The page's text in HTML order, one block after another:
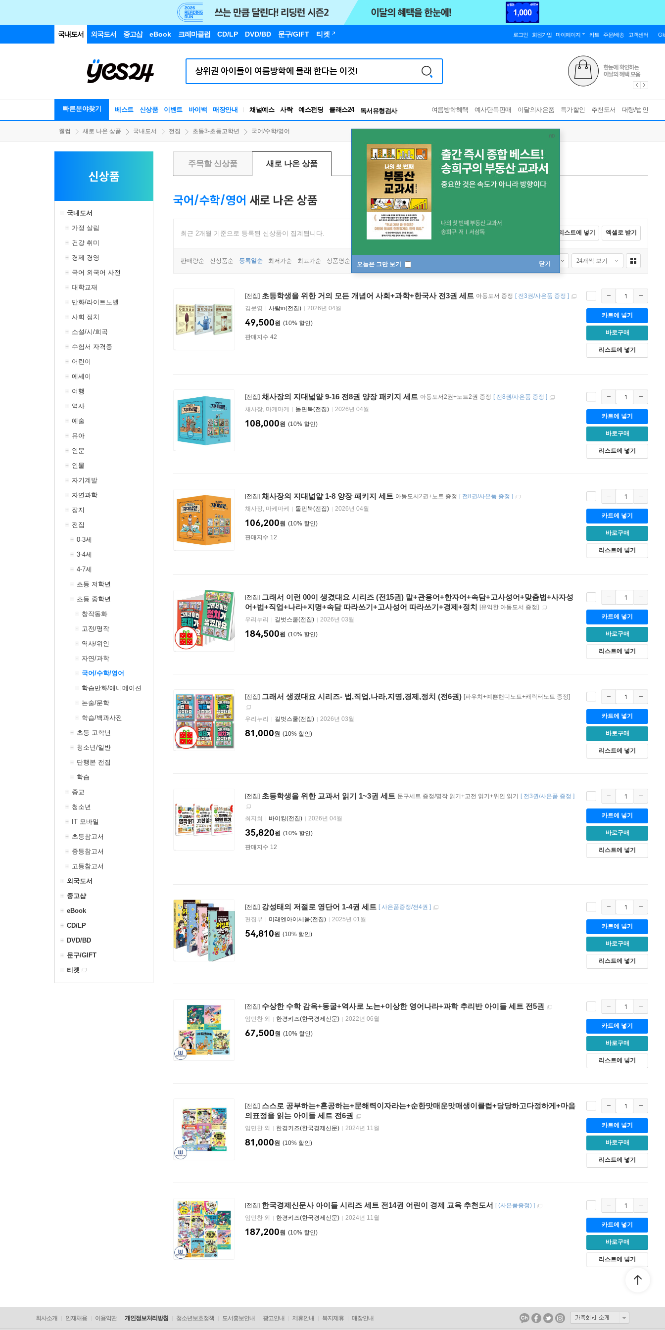
국내도서 외국도서 중고샵 eBook 크레마클럽 CD/LP DVD/BD 문구/GIFT 티켓 로그인 회원가입 마이페이지 카트 주문/배송 고객센터
빠른분야찾기 베스트 신상품 이벤트 바이백 매장안내 채널예스 사락 예스펀딩 클래스24
독서유형검사
여름방학혜택 예사단독판매 이달의사은품 특가할인 추천도서 대량/법인
오늘은 그만 보기 닫기
웰컴 새로 나온 상품 국내도서 전집 초등3-초등고학년 국어/수학/영어
신상품
국내도서
가정 살림
건강 취미
경제 경영
국어 외국어 사전
대학교재
만화/라이트노벨
사회 정치
소설/시/희곡
수험서 자격증
어린이
에세이
여행
역사
예술
유아
인문
인물
자기계발
자연과학
잡지
전집
0-3세
3-4세
4-7세
초등 저학년
초등 중학년
창작동화
고전/명작
역사/위인
자연/과학
국어/수학/영어
학습만화/애니메이션
논술/문학
학습/백과사전
초등 고학년
청소년/일반
단행본 전집
학습
종교
청소년
IT 모바일
초등참고서
중등참고서
고등참고서
외국도서
중고샵
eBook
CD/LP
DVD/BD
문구/GIFT
티켓
주목할 신상품 새로 나온 상품
국어/수학/영어 새로 나온 상품
최근 2개월 기준으로 등록된 신상품이 집계됩니다. 전체선택 카트에 넣기 리스트에 넣기 엑셀로 받기
판매량순 신상품순 등록일순 최저가순 최고가순 상품명순
[전집] 초등학생을 위한 거의 모든 개념어 사회+과학+한국사 전3권 세트 아동도서 증정 [ 전3권/사은품 증정 ]
김문영
사람in(전집) 2026년 04월
10%
49,500원
판매지수 42
카트에 넣기
바로구매
리스트에 넣기
[전집] 채사장의 지대넓얕 9-16 전8권 양장 패키지 세트 아동도서2권+노트2권 증정 [ 전8권/사은품 증정 ]
채사장, 마케마케
돌핀북(전집) 2026년 04월
10%
108,000원
카트에 넣기
바로구매
리스트에 넣기
[전집] 채사장의 지대넓얕 1-8 양장 패키지 세트 아동도서2권+노트 증정 [ 전8권/사은품 증정 ]
채사장, 마케마케
돌핀북(전집) 2026년 04월
10%
106,200원
판매지수 12
카트에 넣기
바로구매
리스트에 넣기
[전집] 그래서 이런 00이 생겼대요 시리즈 (전15권) 말+관용어+한자어+속담+고사성어+맞춤법+사자성
어+법+직업+나라+지명+속담 따라쓰기+고사성어 따라쓰기+경제+정치 [유익한 아동도서 증정]
우리누리
길벗스쿨(전집) 2026년 03월
10%
184,500원
카트에 넣기
바로구매
리스트에 넣기
[전집] 그래서 생겼대요 시리즈- 법,직업,나라,지명,경제,정치 (전6권) [파우치+예쁜핸디노트+캐릭터노트 증정]
우리누리 길벗스쿨(전집) 2026년 03월
10%
81,000원
카트에 넣기
바로구매
리스트에 넣기
[전집] 초등학생을 위한 교과서 읽기 1~3권 세트 문구세트 증정/명작 읽기+고전 읽기+위인 읽기 [ 전3권/사은품 증정 ]
최지희 바이킹(전집) 2026년 04월
10%
35,820원
판매지수 12
카트에 넣기
바로구매
리스트에 넣기
[전집] 강성태의 저절로 영단어 1-4권 세트 [ 사은품증정/전4권 ]
편집부
미래엔아이세움(전집) 2025년 01월
10%
54,810원
카트에 넣기
바로구매
리스트에 넣기
[전집] 수상한 수학 감옥+동굴+역사로 노는+이상한 영어나라+과학 추리반 아이들 세트 전5권
임민찬 외 한경키즈(한국경제신문) 2022년 06월
10%
67,500원
카트에 넣기
바로구매
리스트에 넣기
[전집] 스스로 공부하는+혼공하는+문해력이자라는+순한맛매운맛매생이클럽+당당하고다정하게+마음
의표정을 읽는 아이들 세트 전6권
임민찬 외 한경키즈(한국경제신문) 2024년 11월
10%
81,000원
카트에 넣기
바로구매
리스트에 넣기
[전집] 한국경제신문사 아이들 시리즈 세트 전14권 어린이 경제 교육 추천도서 [(사은품증정) ]
임민찬 외
한경키즈(한국경제신문) 2024년 11월
10%
187,200원
카트에 넣기
바로구매
리스트에 넣기
회사소개 인재채용 이용약관 개인정보처리방침 청소년보호정책 도서홍보안내 광고안내 제휴안내 복지제휴 매장안내